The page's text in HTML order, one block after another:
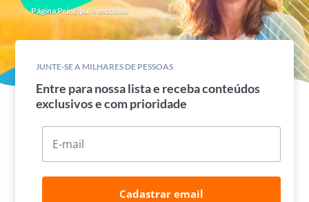
Página Principal» escolhas
JUNTE-SE A MILHARES DE PESSOAS
Entre para nossa lista e receba conteúdos
exclusivos e com prioridade
Cadastrar email